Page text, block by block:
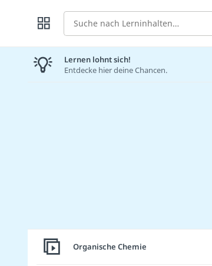
Suche
Lernen lohnt sich!
Entdecke hier deine Chancen.
Organische Chemie